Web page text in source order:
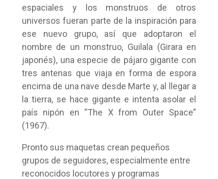
espaciales y los monstruos de otros
universos fueran parte de la inspiración para
ese nuevo grupo, así que adoptaron el
nombre de un monstruo, Guilala (Girara en
japonés), una especie de pájaro gigante con
tres antenas que viaja en forma de espora
encima de una nave desde Marte y, al llegar a
la tierra, se hace gigante e intenta asolar el
país nipón en “The X from Outer Space”
(1967).
Pronto sus maquetas crean pequeños
grupos de seguidores, especialmente entre
reconocidos locutores y programas